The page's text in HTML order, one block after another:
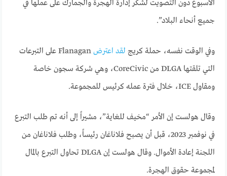
الأسبوع دون التصويت لشكر إدارة الهجرة والجمارك على عملها في
جميع أنحاء البلاد”.
وفي الوقت نفسه، حملة كريج لقد اعترض
Flanagan على التبرعات
التي تلقتها DLGA من CoreCivic، وهي شركة سجون خاصة
ومقاول ICE، خلال فترة عمله كرئيس للمجموعة.
وقال هولست إن الأمر “مخيف للغاية”، مشيراً إلى أنه تم طلب التبرع
في نوفمبر 2023، قبل أن يصبح فلاناغان رئيساً، وطلب فلاناغان من
اللجنة إعادة الأموال. وقال هولست إن DLGA تحاول التبرع بالمال
لمجموعة حقوق الهجرة.